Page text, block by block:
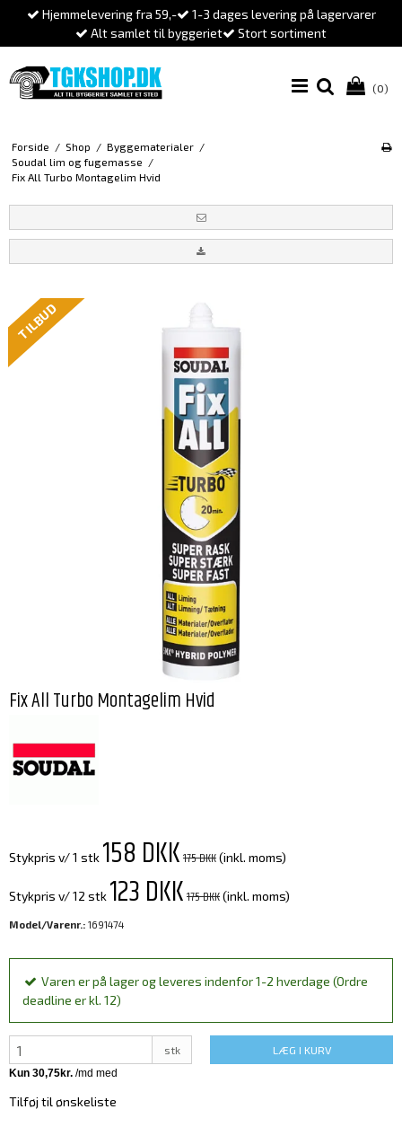
Hjemmelevering fra 59,-
1-3 dages levering på lagervarer
Alt samlet til byggeriet
Stort sortiment
(0)
Forside / Shop / Byggematerialer /
Soudal lim og fugemasse /
Fix All Turbo Montagelim Hvid
TILBUD
Fix All Turbo Montagelim Hvid
Stykpris v/ 1 stk 158 DKK175 DKK(inkl. moms)
Stykpris v/ 12 stk 123 DKK175 DKK(inkl. moms)
Model/Varenr.: 1691474
Varen er på lager og leveres indenfor 1-2 hverdage (Ordre
deadline er kl. 12)
stk LÆG I KURV
Tilføj til ønskeliste